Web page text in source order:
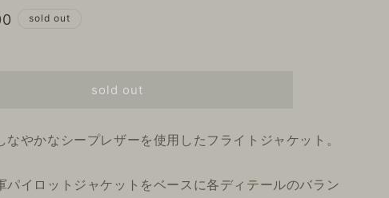
sold out
sold out
なやかなシープレザーを使用したフライトジャケット。
パイロットジャケットをベースに各ディテールのバラン